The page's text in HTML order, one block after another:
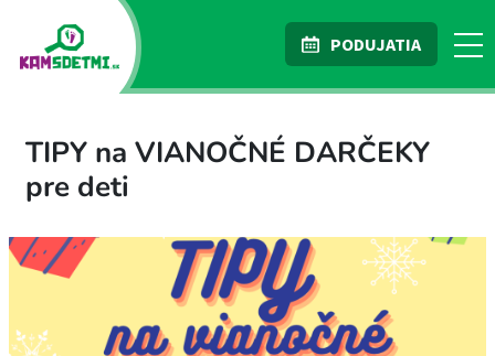
PODUJATIA
TIPY na VIANOČNÉ DARČEKY
pre deti